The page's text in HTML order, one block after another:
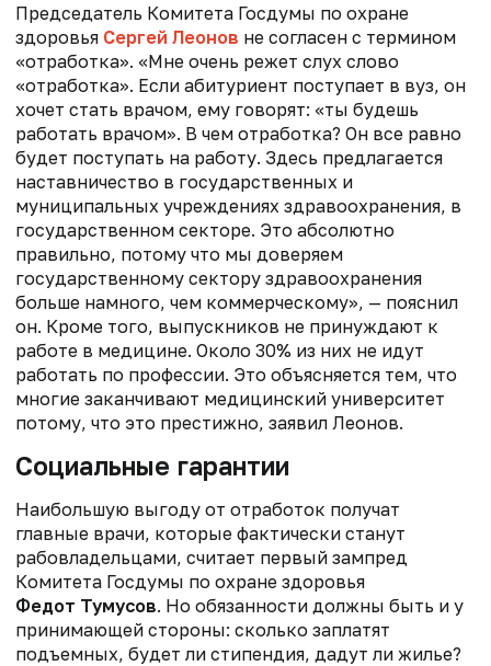
Председатель Комитета Госдумы по охране
здоровья Сергей Леонов не согласен с термином
«отработка». «Мне очень режет слух слово
«отработка». Если абитуриент поступает в вуз, он
хочет стать врачом, ему говорят: «ты будешь
работать врачом». В чем отработка? Он все равно
будет поступать на работу. Здесь предлагается
наставничество в государственных и
муниципальных учреждениях здравоохранения, в
государственном секторе. Это абсолютно
правильно, потому что мы доверяем
государственному сектору здравоохранения
больше намного, чем коммерческому», — пояснил
он. Кроме того, выпускников не принуждают к
работе в медицине. Около 30% из них не идут
работать по профессии. Это объясняется тем, что
многие заканчивают медицинский университет
потому, что это престижно, заявил Леонов.
Социальные гарантии
Наибольшую выгоду от отработок получат
главные врачи, которые фактически станут
рабовладельцами, считает первый зампред
Комитета Госдумы по охране здоровья
Федот Тумусов. Но обязанности должны быть и у
принимающей стороны: сколько заплатят
подъемных, будет ли стипендия, дадут ли жилье?